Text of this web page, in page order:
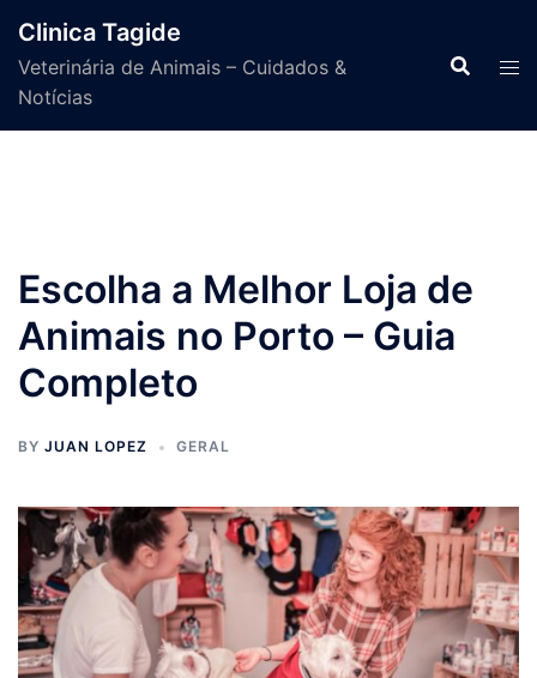
content
Clinica Tagide
Veterinária de Animais – Cuidados &
Notícias
Escolha a Melhor Loja de
Animais no Porto – Guia
Completo
BY JUAN LOPEZ GERAL